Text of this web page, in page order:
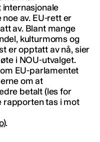
internasjonale
av. EU-rett er
av. Blant mange
kulturmoms og
er opptatt av nå, sier
i NOU-utvalget.
EU-parlamentet
om at
betalt (les for
rapporten tas i mot
).